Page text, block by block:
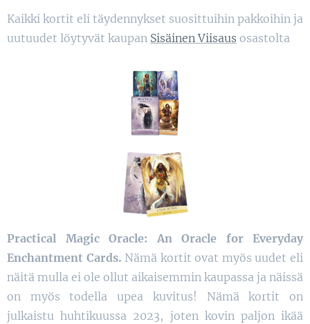
Kaikki kortit eli täydennykset suosittuihin pakkoihin ja
uutuudet löytyvät kaupan Sisäinen Viisaus osastolta
Practical Magic Oracle: An Oracle for Everyday
Enchantment Cards. Nämä kortit ovat myös uudet eli
näitä mulla ei ole ollut aikaisemmin kaupassa ja näissä
on myös todella upea kuvitus! Nämä kortit on
julkaistu huhtikuussa 2023, joten kovin paljon ikää